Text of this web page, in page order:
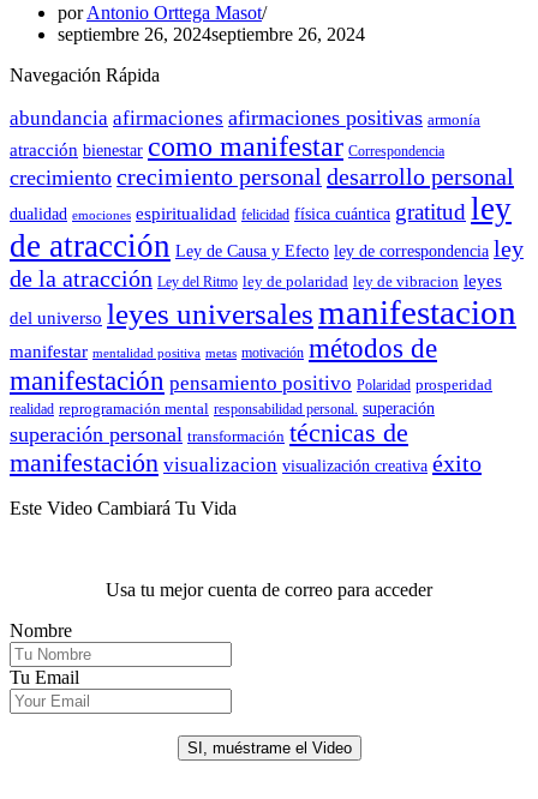
porAntonio Orttega Masot
septiembre 26, 2024septiembre 26, 2024
Navegación Rápida
abundancia afirmaciones afirmaciones positivas armonía
atracción bienestar como manifestar Correspondencia
crecimiento crecimiento personal desarrollo personal
dualidad emociones espiritualidad felicidad física cuántica gratitud ley
de atracción Ley de Causa y Efecto ley de correspondencia ley
de la atracción Ley del Ritmo ley de polaridad ley de vibracion leyes
del universo leyes universalesmanifestacion
manifestar mentalidad positiva metas motivación métodos de
manifestación pensamiento positivo Polaridad prosperidad
realidad reprogramación mental responsabilidad personal. superación
superación personal transformación técnicas de
manifestación visualizacion visualización creativa éxito
Este Video Cambiará Tu Vida
Usa tu mejor cuenta de correo para acceder
Nombre
Tu Email
SI, muéstrame el Video